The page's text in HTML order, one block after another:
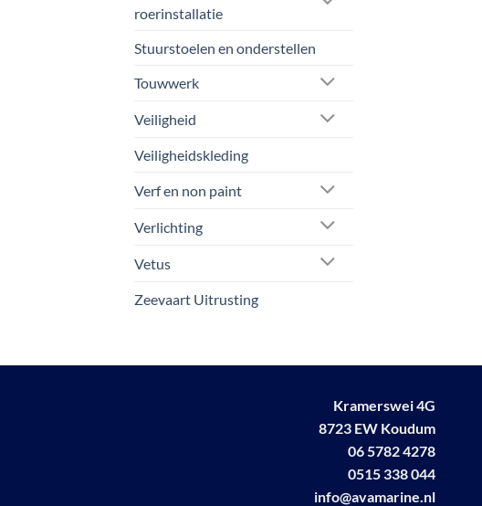
roerinstallatie
Stuurstoelen en onderstellen
Touwwerk
Veiligheid
Veiligheidskleding
Verf en non paint
Verlichting
Vetus
Zeevaart Uitrusting
Kramerswei 4G
8723 EW Koudum
06 5782 4278
0515 338 044
info@avamarine.nl